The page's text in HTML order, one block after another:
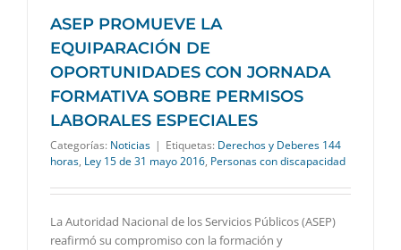
ASEP PROMUEVE LA
EQUIPARACIÓN DE
OPORTUNIDADES CON JORNADA
FORMATIVA SOBRE PERMISOS
LABORALES ESPECIALES
Categorías: Noticias | Etiquetas: Derechos y Deberes 144
horas, Ley 15 de 31 mayo 2016, Personas con discapacidad
La Autoridad Nacional de los Servicios Públicos (ASEP)
reafirmó su compromiso con la formación y